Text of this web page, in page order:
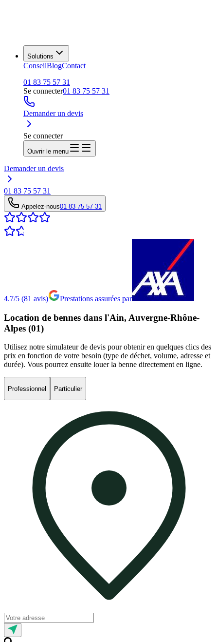
Solutions
ConseilBlogContact
01 83 75 57 31
Se connecter01 83 75 57 31
Demander un devis
Se connecter
Ouvrir le menu
Demander un devis
01 83 75 57 31
Appelez-nous01 83 75 57 31
4.7/5 (81 avis) Prestations assurées par
Location de bennes dans l'Ain, Auvergne-Rhône-
Alpes (01)
Utilisez notre simulateur de devis pour obtenir en quelques clics des
prix en fonction de votre besoin (type de déchet, volume, adresse et
durée). Vous pourrez ensuite louer la benne directement en ligne.
Professionnel Particulier